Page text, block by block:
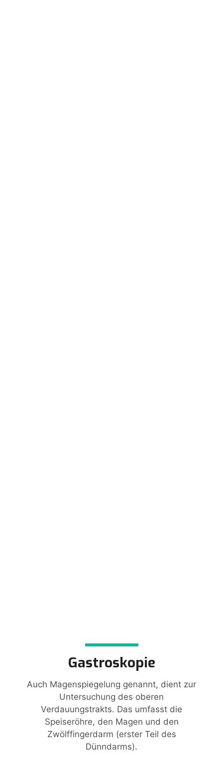
Gastroskopie
Auch Magenspiegelung genannt, dient zur
Untersuchung des oberen
Verdauungstrakts. Das umfasst die
Speiseröhre, den Magen und den
Zwölffingerdarm (erster Teil des
Dünndarms).